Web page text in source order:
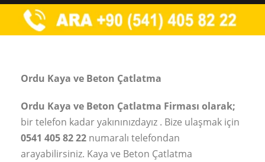
Ordu Kaya ve Beton Çatlatma
Ordu Kaya ve Beton Çatlatma Firması olarak;
bir telefon kadar yakınınızdayız . Bize ulaşmak için
0541 405 82 22 numaralı telefondan
arayabilirsiniz. Kaya ve Beton Çatlatma